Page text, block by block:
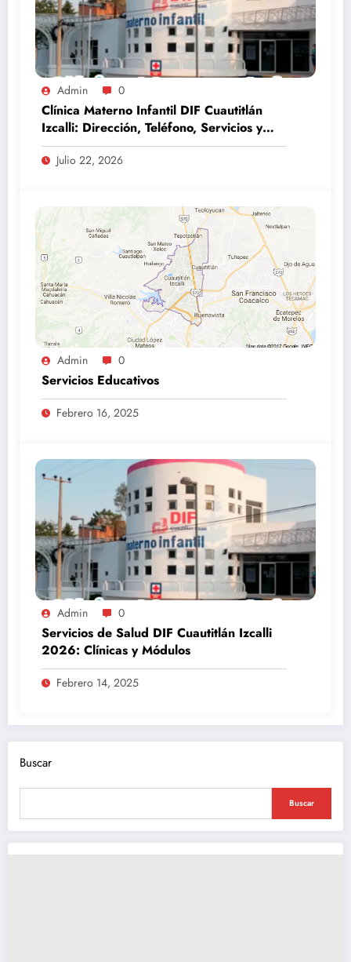
Admin 0
Clínica Materno Infantil DIF Cuautitlán
Izcalli: Dirección, Teléfono, Servicios y
Horarios (Guía 2026)
Julio 22, 2026
Admin 0
Servicios Educativos
Febrero 16, 2025
Admin 0
Servicios de Salud DIF Cuautitlán Izcalli
2026: Clínicas y Módulos
Febrero 14, 2025
Buscar
Buscar